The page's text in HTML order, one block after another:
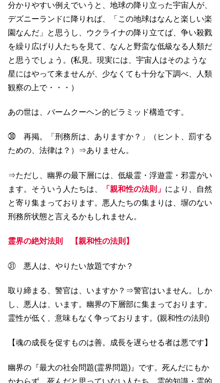
分かりやすい例えでいうと、地球の降り立った宇宙人が、
デズニーランドに降りれば、「この地球はなんと楽しい楽
園なんだ」と思うし、ウクライナの降り立てば、争い殺戮
を繰り広げり人たちを見て、なんと野蛮な低級なる人類だ
と思うでしょう。(私見。現実には、宇宙人はそのような
星にはやって来ませんが、少なくても十分な下調べ、人類
観察の上で・・・）
あの世は、バームクーヘン的ピラミッド構造です。
㉚ 再掲。「刑務所は、ありますか？」（ヒント、罰する
ための、法律は？）⇒ありません。
⇒ただし、幽界の最下層には、低級霊・浮遊霊・邪霊がい
ます。そういう人たちは、
「親和性の法則」 により、自然
と寄り集まっております。悪人たちの集まりは、塀のない
刑務所状態と言えるかもしれません。
霊界の絶対法則 【親和性の法則】
㉛ 悪人は、やりたい放題ですか？
取り締まる、警官は、いますか？⇒警官はいません。しか
し、悪人は、います。幽界の下層部に集まっております。
霊性が低く、意味もなく争っております。(親和性の法則)
【魂の成長を促すものは善。成長を遅らせる者は悪です】
幽界の『最大の社会問題(霊界問題)』です。死んだにもか
かわらず、死んだと思っていない人たち。霊的知識・霊的